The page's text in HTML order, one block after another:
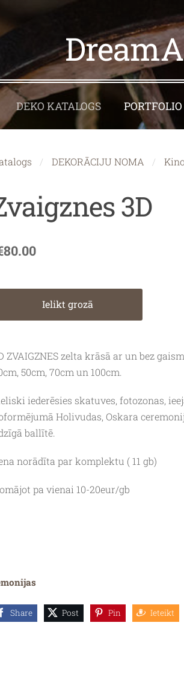
DEKO KATALOGS PORTFOLIO
DEKORĀCIJU NOMA
3D
Ielikt grozā
ZVAIGZNES zelta krāsā ar un bez
50cm, 70cm un 100cm.
iederēsies skatuves, fotozonas,
Holivudas, Oskara
ballītē.
norādīta par komplektu ( 11 gb)
pa vienai 10-20eur/gb
Share Post Pin Ieteikt